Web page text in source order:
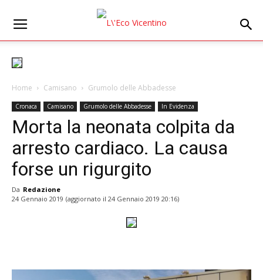
Home Camisano Grumolo delle Abbadesse
Cronaca Camisano Grumolo delle Abbadesse In Evidenza
Morta la neonata colpita da
arresto cardiaco. La causa
forse un rigurgito
Da Redazione
24 Gennaio 2019 (aggiornato il 24 Gennaio 2019 20:16)